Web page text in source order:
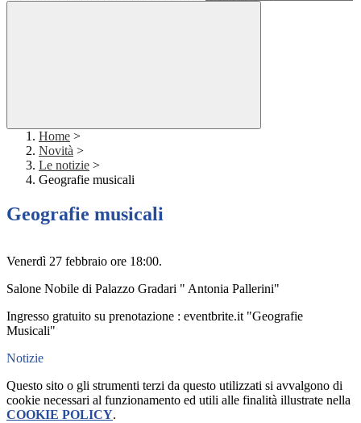
Home >
Novità >
Le notizie >
Geografie musicali
Geografie musicali
Venerdì 27 febbraio ore 18:00.
Salone Nobile di Palazzo Gradari " Antonia Pallerini"
Ingresso gratuito su prenotazione : eventbrite.it "Geografie
Musicali"
Notizie
Questo sito o gli strumenti terzi da questo utilizzati si avvalgono di
cookie necessari al funzionamento ed utili alle finalità illustrate nella
COOKIE POLICY.